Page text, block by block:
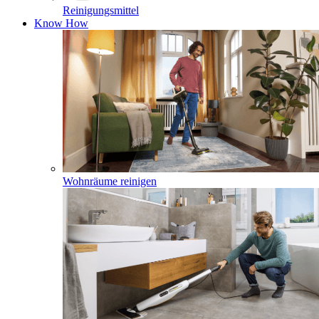
Reinigungsmittel
Know How
Wohnräume reinigen